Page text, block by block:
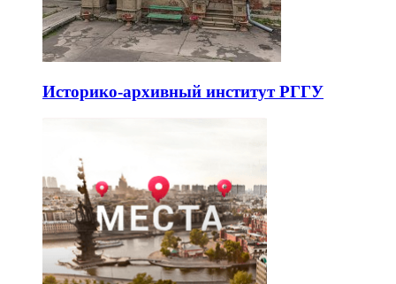
Историко-архивный институт РГГУ